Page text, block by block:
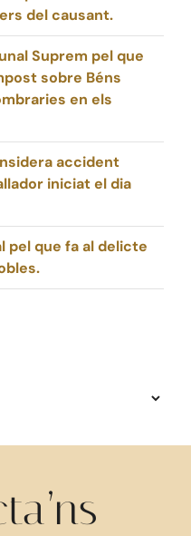
del causant.
Suprem pel que
sobre Béns
en els
accident
iniciat el dia
pel que fa al delicte